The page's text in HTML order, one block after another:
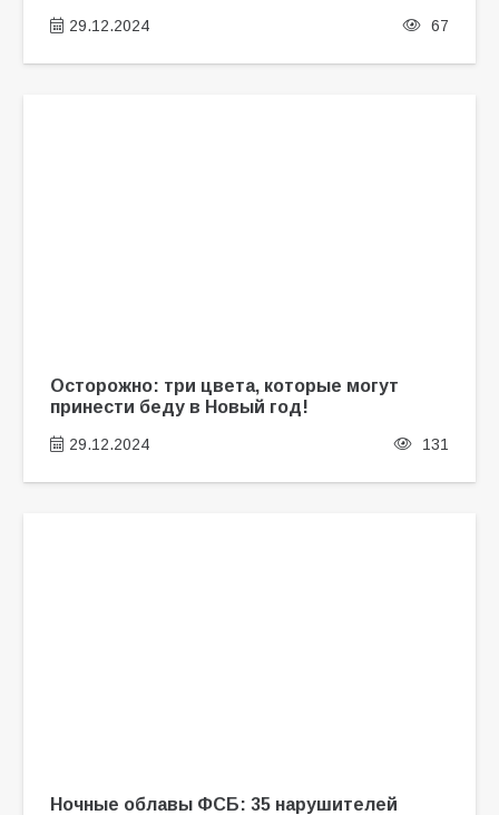
29.12.2024 67
Осторожно: три цвета, которые могут
принести беду в Новый год!
29.12.2024 131
Ночные облавы ФСБ: 35 нарушителей